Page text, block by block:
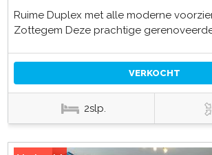
Ruime Duplex met alle moderne
Zottegem Deze prachtige
VERKOCHT
2slp.